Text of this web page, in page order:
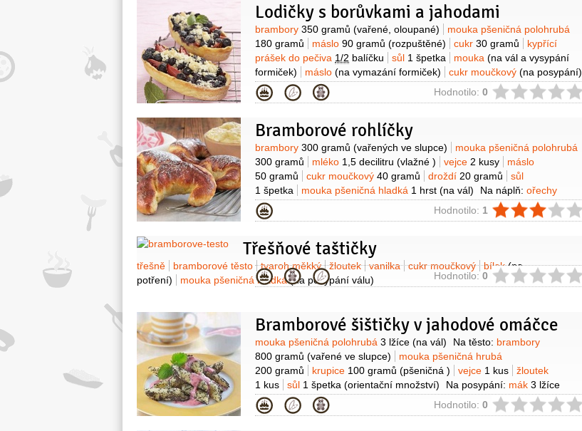
Lodičky s borůvkami a jahodami
Suroviny
brambory 350 gramů (vařené, oloupané)
mouka pšeničná polohrubá
180 gramů
máslo 90 gramů (rozpuštěné) cukr 30 gramů
kypřící
prášek do pečiva 1/2 balíčku sůl 1 špetka mouka (na vál a vysypání
formiček)
máslo (na vymazání formiček) cukr moučkový (na posypání)
Na náplň:
ovoce (čerstvé - borůvky, jahody)
batáty - sladké
brambory200 gramů (uvařené) vejce2 kusy sýr krémový80 gramů
1/2decilitru (Salko) cukr1 lžíce sůl
pšeničná polohrubá120 gramů tuk 50 gramů cukr 50 gramů
Kategorie Hodnotilo: 0
Bramborové rohlíčky
Suroviny
brambory 300 gramů (vařených ve slupce)
mouka pšeničná polohrubá
300 gramů
mléko 1,5 decilitru (vlažné ) vejce 2 kusy
máslo
50 gramů
cukr moučkový 40 gramů droždí 20 gramů
sůl
1 špetka
mouka pšeničná hladká 1 hrst (na vál) Na náplň: ořechy
vlašské
rum hnědý - tuzemský
1 lžička
(40%)
zavařenina meruňková1 lžíce
Kategorie Hodnotilo: 1
Třešňové taštičky
Suroviny
třešně bramborové těsto tvaroh měkký žloutek vanilka cukr moučkový bílek(na
potření)
mouka pšeničná hladká(na posypání válu)
Kategorie Hodnotilo: 0
Bramborové šištičky v jahodové omáčce
Suroviny
mouka pšeničná polohrubá 3 lžíce (na vál) Na těsto: brambory
800 gramů (vařené ve slupce)
mouka pšeničná hrubá
200 gramů
krupice 100 gramů (pšeničná ) vejce 1 kus
žloutek
1 kus
sůl 1 špetka (orientační množství) Na posypání: mák 3 lžíce
(nemletý)
cukr moučkový Na omáčku: jahody400 gramů
(mražené)
tvaroh měkký200 gramů smetana1 decilitr (30%)
cukr
Kategorie Hodnotilo: 0